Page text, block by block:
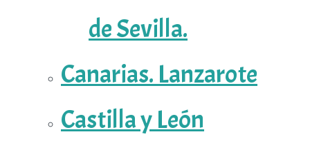
de Sevilla.
Canarias. Lanzarote
Castilla y León